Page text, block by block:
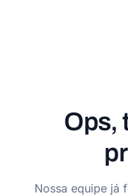
Ops,
Nossa equipe já